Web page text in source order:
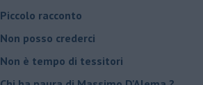
Piccolo racconto
Non posso crederci
Non è tempo di tessitori